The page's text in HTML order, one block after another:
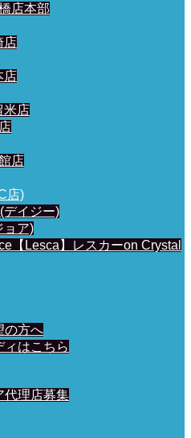
店本部
店
店
米店
店
店)
デイジー)
ョア)
【Lesca】レスカーon Crystal
の方へ
ィはこちら
代理店募集